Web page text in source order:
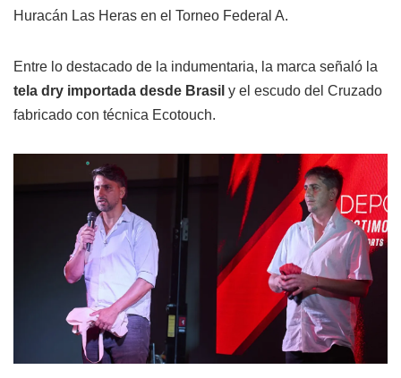
Huracán Las Heras en el Torneo Federal A.
Entre lo destacado de la indumentaria, la marca señaló la
tela dry importada desde Brasil y el escudo del Cruzado
fabricado con técnica Ecotouch.